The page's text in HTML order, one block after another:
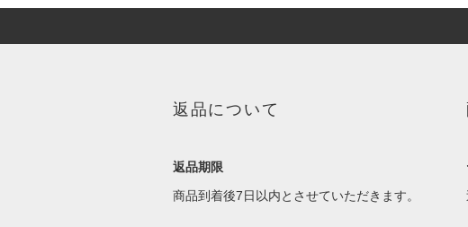
返品について
返品期限
商品到着後7日以内とさせていただきます。